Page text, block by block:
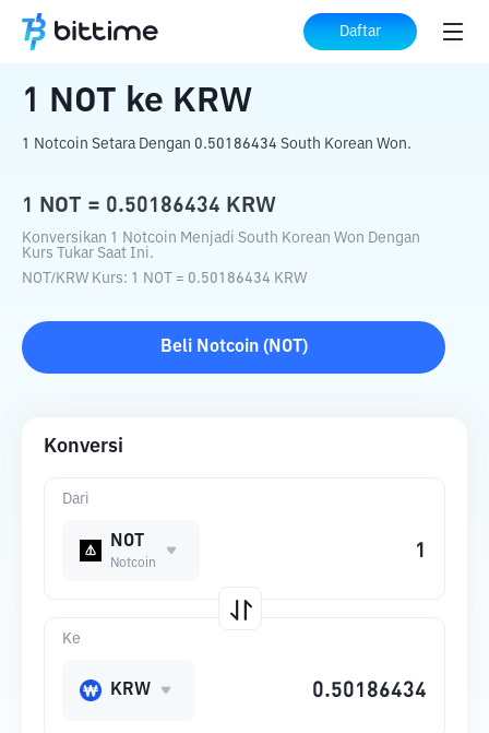
Daftar
Beranda Konverter Kripto ke KRW
1 NOT ke KRW
1 Notcoin Setara Dengan 0.50186434 South Korean Won.
1 NOT = 0.50186434 KRW
Konversikan 1 Notcoin Menjadi South Korean Won Dengan
Kurs Tukar Saat Ini.
NOT /KRW Kurs: 1 NOT = 0.50186434 KRW
Beli Notcoin( NOT )
Konversi
Dari
NOT
Notcoin
Ke
KRW